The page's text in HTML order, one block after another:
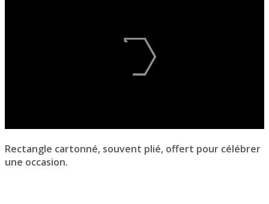
Rectangle cartonné, souvent plié, offert pour célébrer
une occasion.